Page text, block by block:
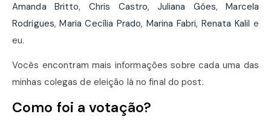
Amanda Britto, Chris Castro, Juliana Góes,Marcela
Rodrigues,Maria Cecília Prado, Marina Fabri, Renata Kalil e
eu.
Vocês encontram mais informações sobre cada uma das
minhas colegas de eleição lá no final do post.
Como foi a votação?